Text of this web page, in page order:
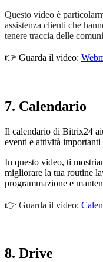
Questo video è
assistenza clienti che
tenere traccia delle
👉 Guarda il video:
7. Calendario
Il calendario di Bitrix24
eventi e attività importanti
In questo video, ti
migliorare la tua routine
programmazione e
👉 Guarda il video:
8. Drive